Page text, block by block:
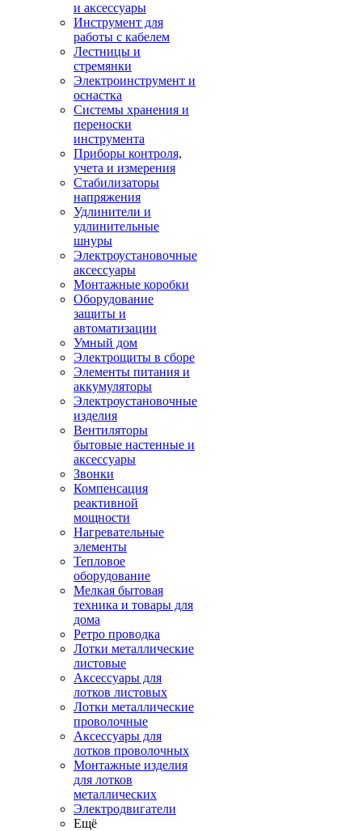
и аксессуары
Инструмент для
работы с кабелем
Лестницы и
стремянки
Электроинструмент и
оснастка
Системы хранения и
переноски
инструмента
Приборы контроля,
учета и измерения
Стабилизаторы
напряжения
Удлинители и
удлинительные
шнуры
Электроустановочные
аксессуары
Монтажные коробки
Оборудование
защиты и
автоматизации
Умный дом
Электрощиты в сборе
Элементы питания и
аккумуляторы
Электроустановочные
изделия
Вентиляторы
бытовые настенные и
аксессуары
Звонки
Компенсация
реактивной
мощности
Нагревательные
элементы
Тепловое
оборудование
Мелкая бытовая
техника и товары для
дома
Ретро проводка
Лотки металлические
листовые
Аксессуары для
лотков листовых
Лотки металлические
проволочные
Аксессуары для
лотков проволочных
Монтажные изделия
для лотков
металлических
Электродвигатели
Ещё